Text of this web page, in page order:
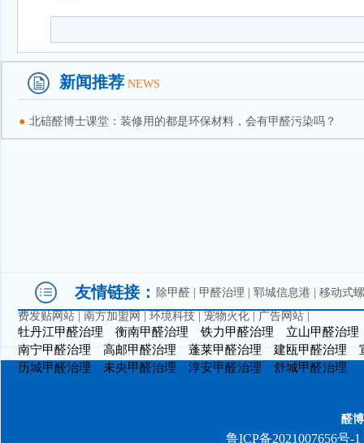
新闻推荐 NEWS
● 北碚醛博士课堂：装修用的都是环保材料，会有甲醛污染吗？
友情链接： 除甲醛 甲醛治理 郓城信息港
移动式
费发贴网站
南方加盟网 环境科技 宠物火化 广告网站
牡丹江甲醛治理 衡南甲醛治理 铁力甲醛治理
立山甲醛治理
南宁甲醛治理
高邮甲醛治理 蓬莱甲醛治理 建瓯甲醛治理
历城甲醛治理
未央甲醛治理 淳安甲醛治理 舒城甲醛治理
醛
鲁ICP备2021007656号-1